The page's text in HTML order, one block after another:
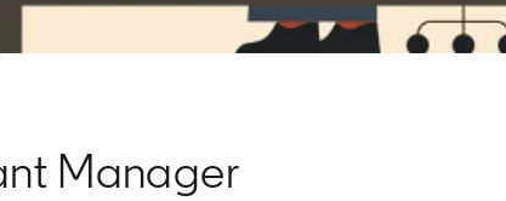
Manager